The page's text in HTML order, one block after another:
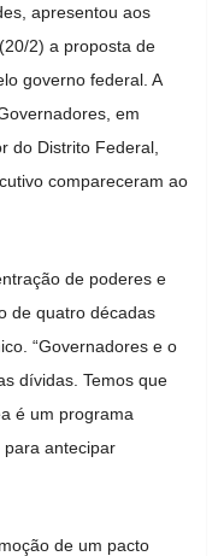
apresentou aos
2) a proposta de
governo federal. A
em
do Distrito Federal,
compareceram ao
de poderes e
de quatro décadas
“Governadores e o
dívidas. Temos que
é um programa
antecipar
de um pacto